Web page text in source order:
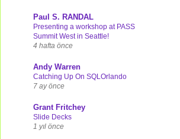
Paul S. RANDAL
Presenting a workshop at PASS
Summit West in Seattle!
4 hafta önce
Andy Warren
Catching Up On SQLOrlando
7 ay önce
Grant Fritchey
Slide Decks
1 yıl önce